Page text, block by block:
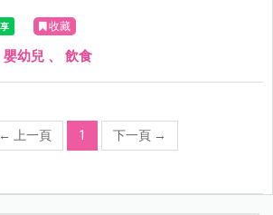
收藏
嬰幼兒 、 飲食
← 上一頁 1 下一頁 →